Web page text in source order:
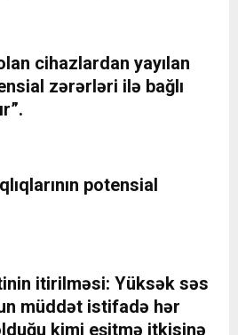
cihazlardan yayılan
zərərləri ilə bağlı
potensial
itirilməsi: Yüksək səs
müddət istifadə hər
kimi eşitmə itkisinə